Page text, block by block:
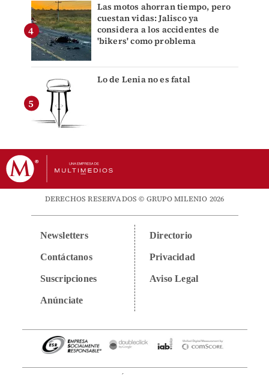
Las motos ahorran tiempo, pero
cuestan vidas: Jalisco ya
considera a los accidentes de
'bikers' como problema
Lo de Lenia no es fatal
DERECHOS RESERVADOS © GRUPO MILENIO 2026
Newsletters
Contáctanos
Suscripciones
Anúnciate
Directorio
Privacidad
Aviso Legal